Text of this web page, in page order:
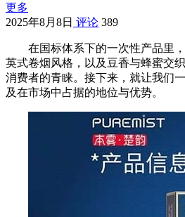
更多
2025年8月8日 评论 389
在国标体系下的一次性产品里
英式卷烟风格，以及豆香与蜂蜜交
消费者的青睐。接下来，就让我们
及在市场中占据的地位与优势。​